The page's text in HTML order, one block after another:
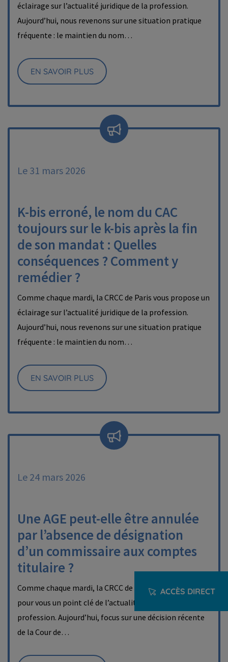
ACCÈS DIRECT
éclairage sur l’actualité juridique de la profession.
Aujourd’hui, nous revenons sur une situation pratique
fréquente : le maintien du nom…
EN SAVOIR PLUS
Le 31 mars 2026
K-bis erroné, le nom du CAC
toujours sur le k-bis après la fin
de son mandat : Quelles
conséquences ? Comment y
remédier ?
Comme chaque mardi, la CRCC de Paris vous propose un
éclairage sur l’actualité juridique de la profession.
Aujourd’hui, nous revenons sur une situation pratique
fréquente : le maintien du nom…
EN SAVOIR PLUS
Le 24 mars 2026
Une AGE peut-elle être annulée
par l’absence de désignation
d’un commissaire aux comptes
titulaire ?
Comme chaque mardi, la CRCC de Paris a sélectionné
pour vous un point clé de l’actualité juridique de la
profession. Aujourd’hui, focus sur une décision récente
de la Cour de…